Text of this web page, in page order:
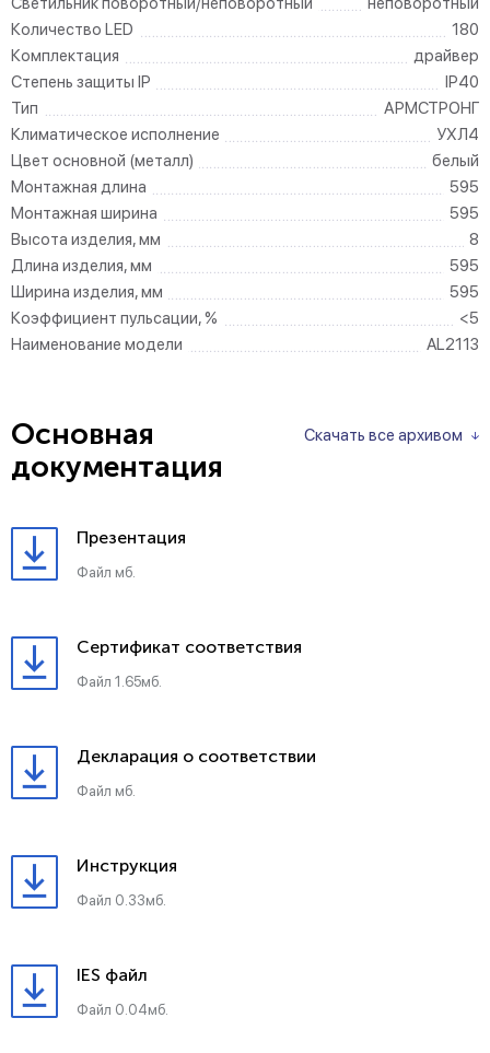
Количество LED
180
Комплектация
драйвер
Степень защиты IP
IP40
Тип
АРМСТРОНГ
Климатическое исполнение
УХЛ4
Цвет основной (металл)
белый
Монтажная длина
595
Монтажная ширина
595
Высота изделия, мм
8
Длина изделия, мм
595
Ширина изделия, мм
595
Коэффициент пульсации, %
<5
Наименование модели
AL2113
Скачать все архивом
Основная
документация
Презентация
Файл мб.
Сертификат соответствия
Файл 1.65мб.
Декларация о соответствии
Файл мб.
Инструкция
Файл 0.33мб.
IES файл
Файл 0.04мб.